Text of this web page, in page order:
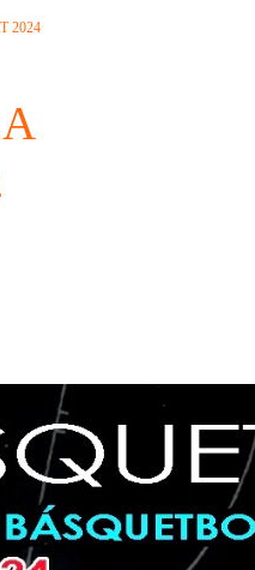
2024